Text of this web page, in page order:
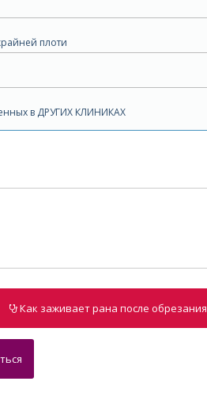
плоти
в ДРУГИХ КЛИНИКАХ
Как заживает рана после обрезания